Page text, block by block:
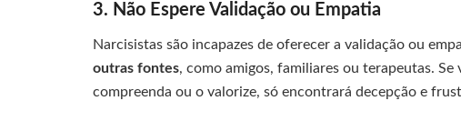
3. Não Espere Validação ou Empatia
Narcisistas são incapazes de oferecer a validação ou
outras fontes, como amigos, familiares ou terapeutas.
compreenda ou o valorize, só encontrará decepção e